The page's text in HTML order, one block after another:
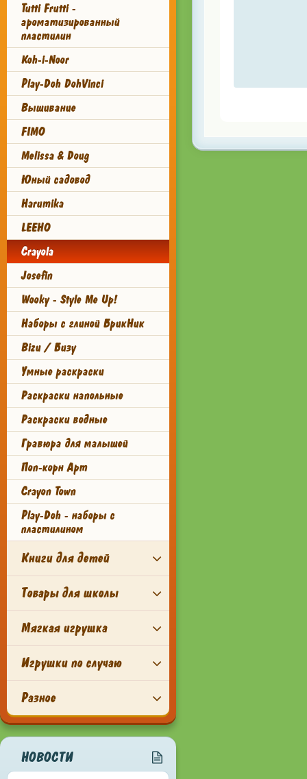
Tutti Frutti -
ароматизированный
пластилин
Koh-i-Noor
Play-Doh DohVinci
Вышивание
FIMO
Melissa & Doug
Юный садовод
Harumika
LEEHO
Crayola
Josefin
Wooky - Style Me Up!
Наборы с глиной БрикНик
Bizu / Бизу
Умные раскраски
Раскраски напольные
Раскраски водные
Гравюра для малышей
Поп-корн Арт
Crayon Town
Play-Doh - наборы с
пластилином
Книги для детей
Товары для школы
Мягкая игрушка
Игрушки по случаю
Разное
НОВОСТИ